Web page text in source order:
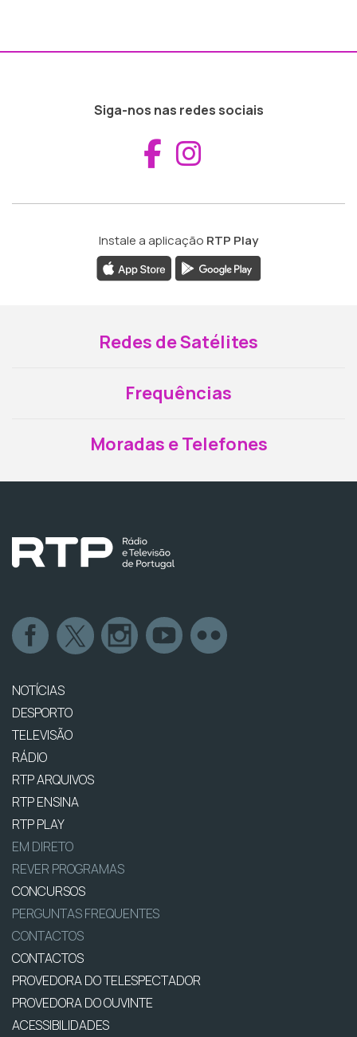
Siga-nos nas redes sociais
Aceder ao
Instale a aplicação RTP Play
Redes de Satélites
Frequências
Moradas e Telefones
NOTÍCIAS
DESPORTO
TELEVISÃO
RÁDIO
RTP ARQUIVOS
RTP ENSINA
RTP PLAY
EM DIRETO
REVER PROGRAMAS
CONCURSOS
PERGUNTAS FREQUENTES
CONTACTOS
CONTACTOS
PROVEDORA DO TELESPECTADOR
PROVEDORA DO OUVINTE
ACESSIBILIDADES